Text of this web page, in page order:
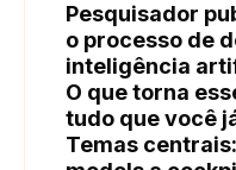
Pesquisador
o processo de
inteligência
O que torna
tudo que você
Temas